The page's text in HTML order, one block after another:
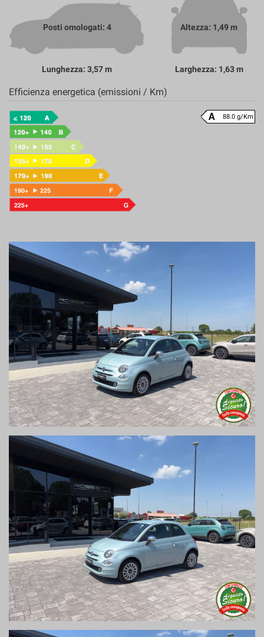
Posti omologati: 4
Lunghezza: 3,57 m
Altezza: 1,49 m
Larghezza: 1,63 m
Efficienza energetica (emissioni / Km)
88.0 g/Km